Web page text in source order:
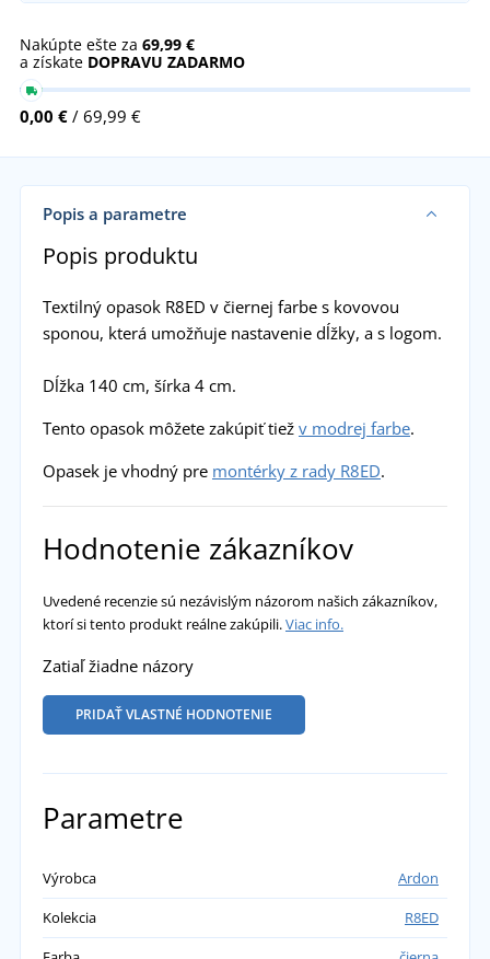
Nakúpte ešte za 69,99 €
a získate DOPRAVU ZADARMO
0,00 € / 69,99 €
Popis a parametre
Popis produktu
Textilný opasok R8ED v čiernej farbe s kovovou
sponou, která umožňuje nastavenie dĺžky, a s logom.
Dĺžka 140 cm, šírka 4 cm.
Tento opasok môžete zakúpiť tiež v modrej farbe.
Opasek je vhodný pre montérky z rady R8ED.
Hodnotenie zákazníkov
Uvedené recenzie sú nezávislým názorom našich zákazníkov,
ktorí si tento produkt reálne zakúpili.Viac info.
Zatiaľ žiadne názory
PRIDAŤ VLASTNÉ HODNOTENIE
Parametre
Výrobca
Ardon
Kolekcia
R8ED